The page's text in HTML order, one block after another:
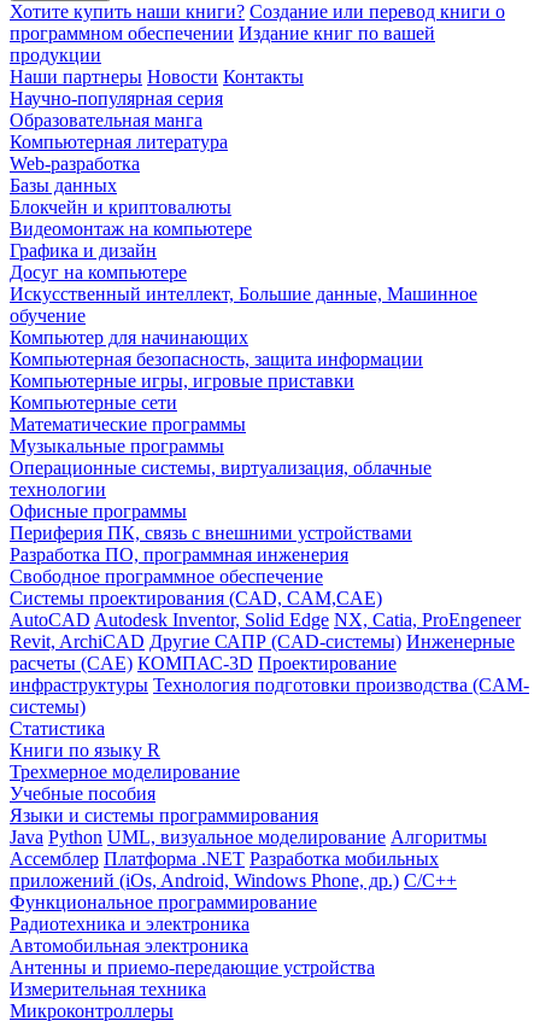
Хотите купить наши книги? Создание или перевод книги о
программном обеспечении Издание книг по вашей
продукции
Наши партнеры Новости Контакты
Научно-популярная серия
Образовательная манга
Компьютерная литература
Web-разработка
Базы данных
Блокчейн и криптовалюты
Видеомонтаж на компьютере
Графика и дизайн
Досуг на компьютере
Искусственный интеллект, Большие данные, Машинное
обучение
Компьютер для начинающих
Компьютерная безопасность, защита информации
Компьютерные игры, игровые приставки
Компьютерные сети
Математические программы
Музыкальные программы
Операционные системы, виртуализация, облачные
технологии
Офисные программы
Периферия ПК, связь с внешними устройствами
Разработка ПО, программная инженерия
Свободное программное обеспечение
Системы проектирования (CAD, CAM,CAE)
AutoCAD Autodesk Inventor, Solid Edge NX, Catia, ProEngeneer
Revit, ArchiCAD Другие САПР (CAD-системы) Инженерные
расчеты (CAE) КОМПАС-3D Проектирование
инфраструктуры Технология подготовки производства (CAM-
системы)
Статистика
Книги по языку R
Трехмерное моделирование
Учебные пособия
Языки и системы программирования
Java Python UML, визуальное моделирование Алгоритмы
Ассемблер Платформа .NET Разработка мобильных
приложений (iOs, Android, Windows Phone, др.) С/С++
Функциональное программирование
Радиотехника и электроника
Автомобильная электроника
Антенны и приемо-передающие устройства
Измерительная техника
Микроконтроллеры